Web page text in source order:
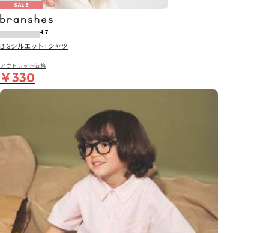
SALE
4.7
BIGシルエットTシャツ
アウトレット価格
￥330